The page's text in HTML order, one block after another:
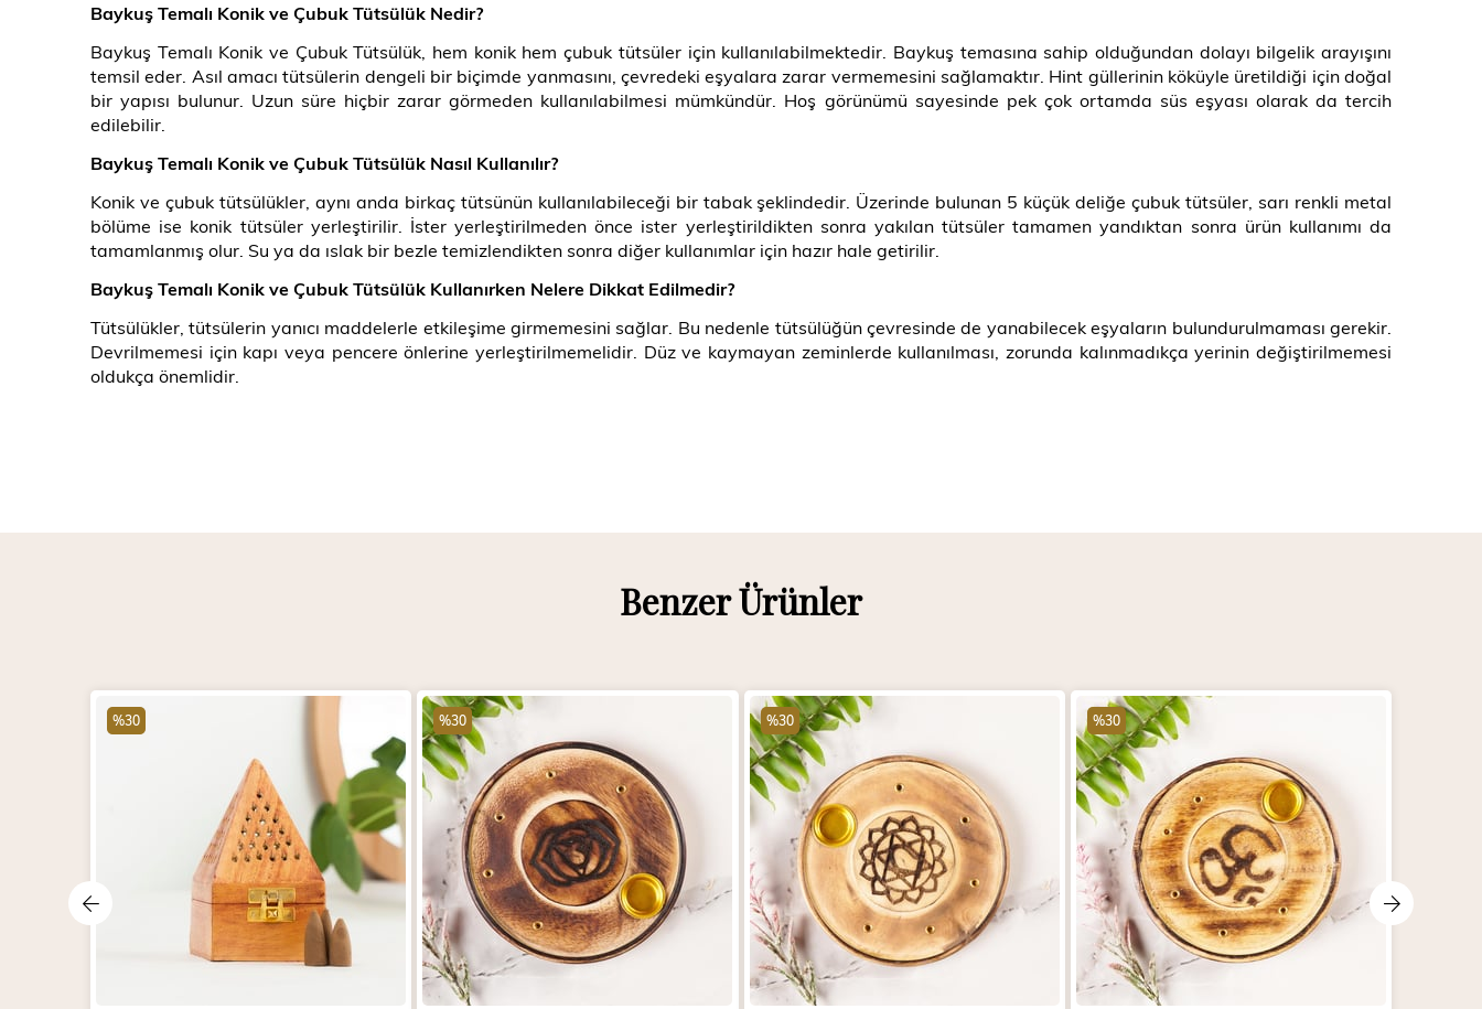
Baykuş Temalı Konik ve Çubuk Tütsülük Nedir?
Baykuş Temalı Konik ve Çubuk Tütsülük, hem konik hem çubuk tütsüler için kullanılabilmektedir. Baykuş temasına sahip olduğundan dolayı bilgelik arayışını
temsil eder. Asıl amacı tütsülerin dengeli bir biçimde yanmasını, çevredeki eşyalara zarar vermemesini sağlamaktır. Hint güllerinin köküyle üretildiği için doğal
bir yapısı bulunur. Uzun süre hiçbir zarar görmeden kullanılabilmesi mümkündür. Hoş görünümü sayesinde pek çok ortamda süs eşyası olarak da tercih
edilebilir.
Baykuş Temalı Konik ve Çubuk Tütsülük Nasıl Kullanılır?
Konik ve çubuk tütsülükler, aynı anda birkaç tütsünün kullanılabileceği bir tabak şeklindedir. Üzerinde bulunan 5 küçük deliğe çubuk tütsüler, sarı renkli metal
bölüme ise konik tütsüler yerleştirilir. İster yerleştirilmeden önce ister yerleştirildikten sonra yakılan tütsüler tamamen yandıktan sonra ürün kullanımı da
tamamlanmış olur. Su ya da ıslak bir bezle temizlendikten sonra diğer kullanımlar için hazır hale getirilir.
Baykuş Temalı Konik ve Çubuk Tütsülük Kullanırken Nelere Dikkat Edilmedir?
Tütsülükler, tütsülerin yanıcı maddelerle etkileşime girmemesini sağlar. Bu nedenle tütsülüğün çevresinde de yanabilecek eşyaların bulundurulmaması gerekir.
Devrilmemesi için kapı veya pencere önlerine yerleştirilmemelidir. Düz ve kaymayan zeminlerde kullanılması, zorunda kalınmadıkça yerinin değiştirilmemesi
oldukça önemlidir.
Benzer Ürünler
%30 %30 %30 %30